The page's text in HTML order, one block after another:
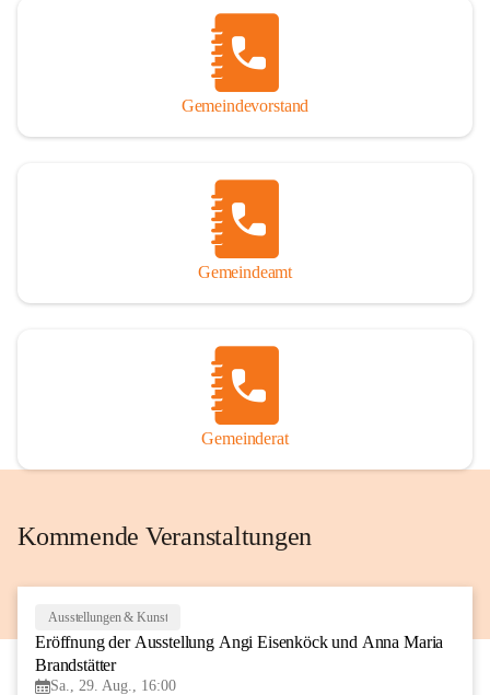
Gemeindevorstand
Gemeindeamt
Gemeinderat
Kommende Veranstaltungen
AUG
Ausstellungen & Kunst
Eröffnung der Ausstellung Angi Eisenköck und Anna Maria
Brandstätter
Sa., 29. Aug., 16:00